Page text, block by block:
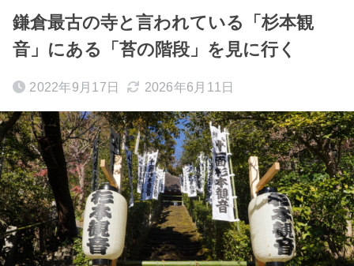
鎌倉最古の寺と言われている「杉本観
音」にある「苔の階段」を見に行く
2022年9月17日 2026年6月11日